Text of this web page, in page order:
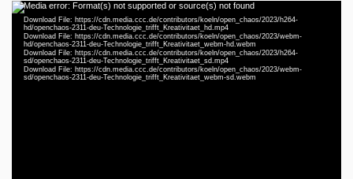
Video
Player
Media error: Format(s) not supported or source(s) not found
Download File: https://cdn.media.ccc.de/contributors/koeln/open_chaos/2023/h264-
hd/openchaos-2311-deu-Technologie_trifft_Kreativitaet_hd.mp4
Download File: https://cdn.media.ccc.de/contributors/koeln/open_chaos/2023/webm-
hd/openchaos-2311-deu-Technologie_trifft_Kreativitaet_webm-hd.webm
Download File: https://cdn.media.ccc.de/contributors/koeln/open_chaos/2023/h264-
sd/openchaos-2311-deu-Technologie_trifft_Kreativitaet_sd.mp4
Download File: https://cdn.media.ccc.de/contributors/koeln/open_chaos/2023/webm-
sd/openchaos-2311-deu-Technologie_trifft_Kreativitaet_webm-sd.webmdeu 1080p (mp4)